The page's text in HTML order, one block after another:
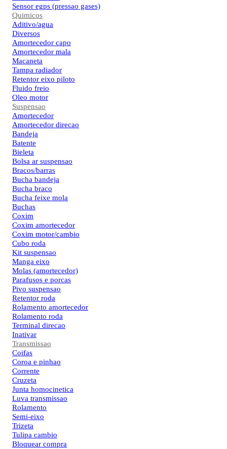
Sensor egps (pressao gases)
Quimicos
Aditivo/agua
Diversos
Amortecedor capo
Amortecedor mala
Macaneta
Tampa radiador
Retentor eixo piloto
Fluido freio
Oleo motor
Suspensao
Amortecedor
Amortecedor direcao
Bandeja
Batente
Bieleta
Bolsa ar suspensao
Bracos/barras
Bucha bandeja
Bucha braco
Bucha feixe mola
Buchas
Coxim
Coxim amortecedor
Coxim motor/cambio
Cubo roda
Kit suspensao
Manga eixo
Molas (amortecedor)
Parafusos e porcas
Pivo suspensao
Retentor roda
Rolamento amortecedor
Rolamento roda
Terminal direcao
Inativar
Transmissao
Coifas
Coroa e pinhao
Corrente
Cruzeta
Junta homocinetica
Luva transmissao
Rolamento
Semi-eixo
Trizeta
Tulipa cambio
Bloquear compra